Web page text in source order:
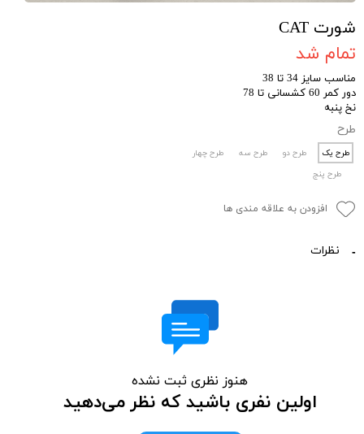
شورت CAT
تمام شد
مناسب سایز 34 تا 38
دور کمر 60 کشسانی تا 78
نخ پنبه
طرح
طرح یک طرح دو طرح سه
طرح چهار
طرح پنج
افزودن به علاقه مندی ها
نظرات
هنوز نظری ثبت نشده
اولین نفری باشید که نظر می‌دهید